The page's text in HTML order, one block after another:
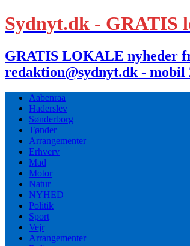
Sydnyt.dk - GRATIS
GRATIS LOKALE nyheder
redaktion@sydnyt.dk - mobil
Aabenraa
Haderslev
Sønderborg
Tønder
Arrangementer
Erhverv
Mad
Motor
Natur
NYHED
Politik
Sport
Vejr
Arrangementer